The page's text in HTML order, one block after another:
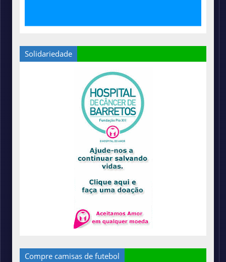
Solidariedade
Compre camisas de futebol